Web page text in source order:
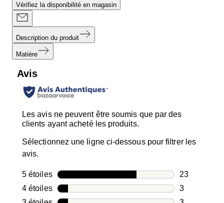
Vérifiez la disponibilité en magasin
Description du produit
Matière
Avis
Les avis ne peuvent être soumis que par des
clients ayant acheté les produits.
Sélectionnez une ligne ci-dessous pour filtrer les
avis.
5 étoilesétoiles
23
23 avis
4 étoilesétoiles
3
3 avis avec